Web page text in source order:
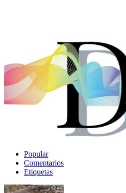
Popular
Comentarios
Etiquetas